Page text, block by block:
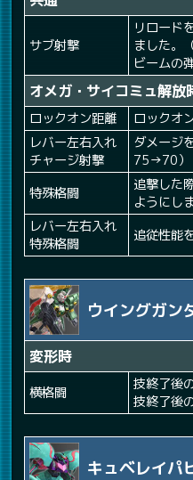
サブ射撃
リロード
ました。
ビームの
オメガ・サイコミュ解放
ロックオン距離
ロックオ
レバー左右入れ
チャージ射撃
ダメージ
75→70）
特殊格闘
追撃した
ようにし
レバー左右入れ
特殊格闘
追従性能
ウイングガン
変形時
横格闘
技終了後
技終了後
キュベレイパ